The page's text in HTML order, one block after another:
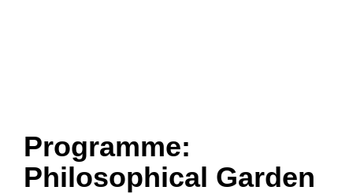
Programme:
Philosophical Garden